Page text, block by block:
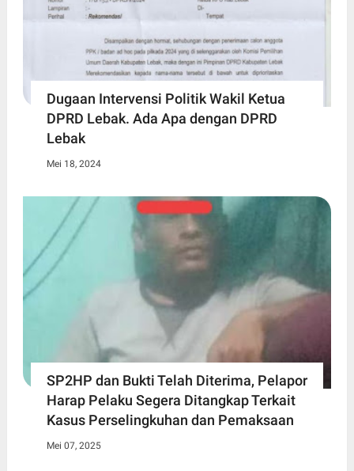
Dugaan Intervensi Politik Wakil Ketua
DPRD Lebak. Ada Apa dengan DPRD
Lebak
Mei 18, 2024
SP2HP dan Bukti Telah Diterima, Pelapor
Harap Pelaku Segera Ditangkap Terkait
Kasus Perselingkuhan dan Pemaksaan
Mei 07, 2025